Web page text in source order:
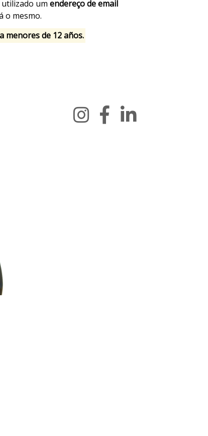
utilizado um endereço de email
o mesmo.
menores de 12 años.